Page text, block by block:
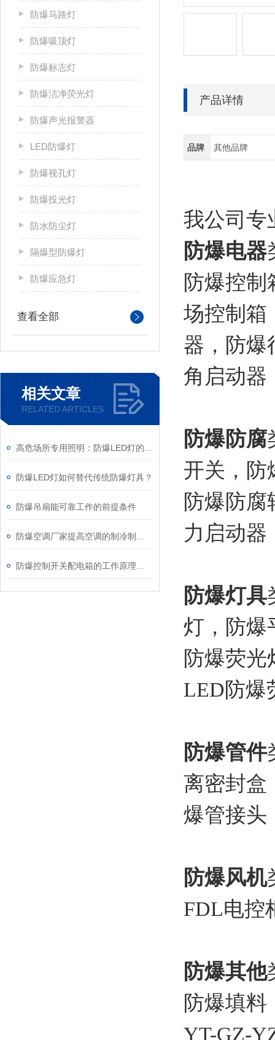
防爆马路灯
防爆吸顶灯
防爆标志灯
防爆洁净荧光灯
防爆声光报警器
LED防爆灯
防爆视孔灯
防爆投光灯
防水防尘灯
隔爆型防爆灯
防爆应急灯
查看全部
相关文章
RELATED ARTICLES
防爆LED灯如何替代传统防爆灯具？
防爆吊扇能可靠工作的前提条件
产品详情
品牌 其他品牌
我公司专
防爆电器
防爆控制
场控制箱
器，防爆
角启动器
防爆防腐
开关，防
防爆防
力启动器
防爆灯具
灯，防爆
防爆荧
LED防爆
防爆管件
离密封盒
爆管接头
防爆风机
FDL电控
防爆其他
防爆填
YT-GZ-